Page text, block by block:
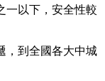
一以下，安全性較
，到全國各大中城